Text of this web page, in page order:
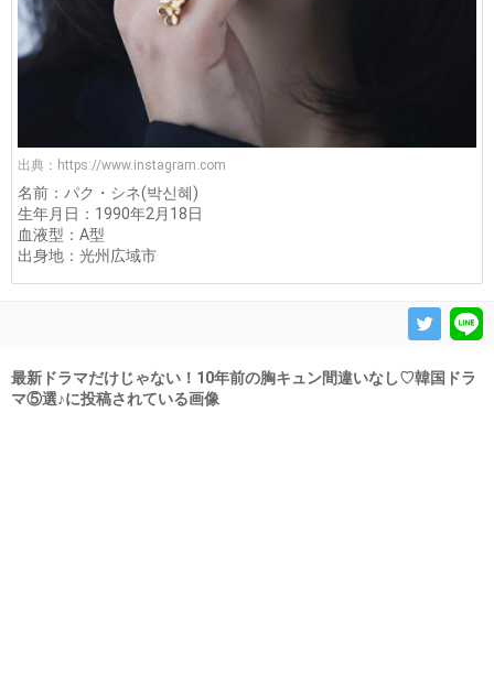
出典： https://www.instagram.com
名前：パク・シネ(박신혜)
生年月日：1990年2月18日
血液型：A型
出身地：光州広域市
最新ドラマだけじゃない！10年前の胸キュン間違いなし♡韓国ドラ
マ⑤選♪に投稿されている画像